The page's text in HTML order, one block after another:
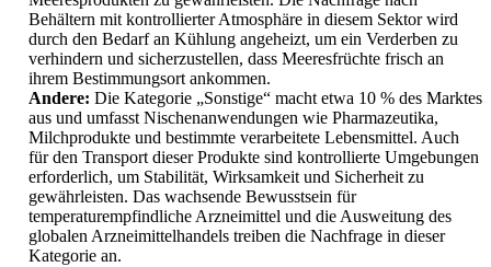
Behältern mit kontrollierter Atmosphäre in diesem Sektor wird
durch den Bedarf an Kühlung angeheizt, um ein Verderben zu
verhindern und sicherzustellen, dass Meeresfrüchte frisch an
ihrem Bestimmungsort ankommen.
Andere: Die Kategorie „Sonstige“ macht etwa 10 % des Marktes
aus und umfasst Nischenanwendungen wie Pharmazeutika,
Milchprodukte und bestimmte verarbeitete Lebensmittel. Auch
für den Transport dieser Produkte sind kontrollierte Umgebungen
erforderlich, um Stabilität, Wirksamkeit und Sicherheit zu
gewährleisten. Das wachsende Bewusstsein für
temperaturempfindliche Arzneimittel und die Ausweitung des
globalen Arzneimittelhandels treiben die Nachfrage in dieser
Kategorie an.